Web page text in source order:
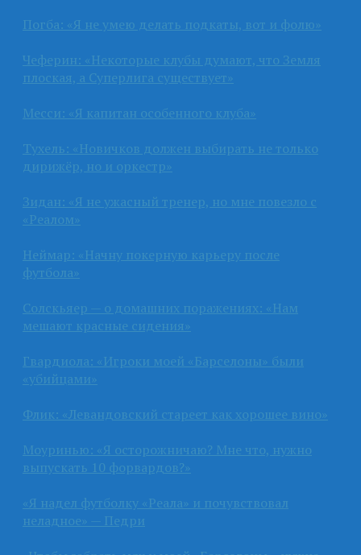
Погба: «Я не умею делать подкаты, вот и фолю»
Чеферин: «Некоторые клубы думают, что Земля
плоская, а Суперлига существует»
Месси: «Я капитан особенного клуба»
Тухель: «Новичков должен выбирать не только
дирижёр, но и оркестр»
Зидан: «Я не ужасный тренер, но мне повезло с
«Реалом»
Неймар: «Начну покерную карьеру после
футбола»
Солскьяер — о домашних поражениях: «Нам
мешают красные сидения»
Гвардиола: «Игроки моей «Барселоны» были
«убийцами»
Флик: «Левандовский стареет как хорошее вино»
Моуринью: «Я осторожничаю? Мне что, нужно
выпускать 10 форвардов?»
«Я надел футболку «Реала» и почувствовал
неладное» — Педри